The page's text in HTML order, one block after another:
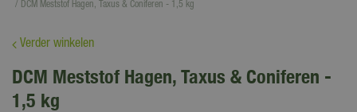
DCM Meststof Hagen, Taxus & Coniferen - 1,5 kg
Verder winkelen
DCM Meststof Hagen, Taxus & Coniferen -
1,5 kg